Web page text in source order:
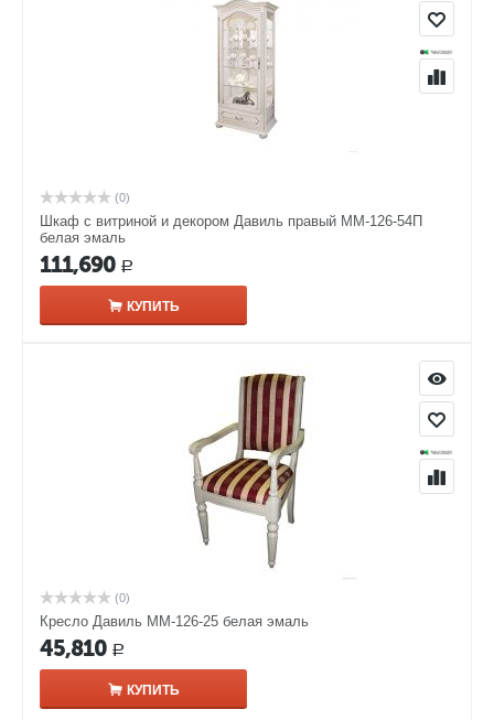
(0)
Шкаф с витриной и декором Давиль правый ММ-126-54П
белая эмаль
111,690 Р
КУПИТЬ
(0)
Кресло Давиль ММ-126-25 белая эмаль
45,810 Р
КУПИТЬ